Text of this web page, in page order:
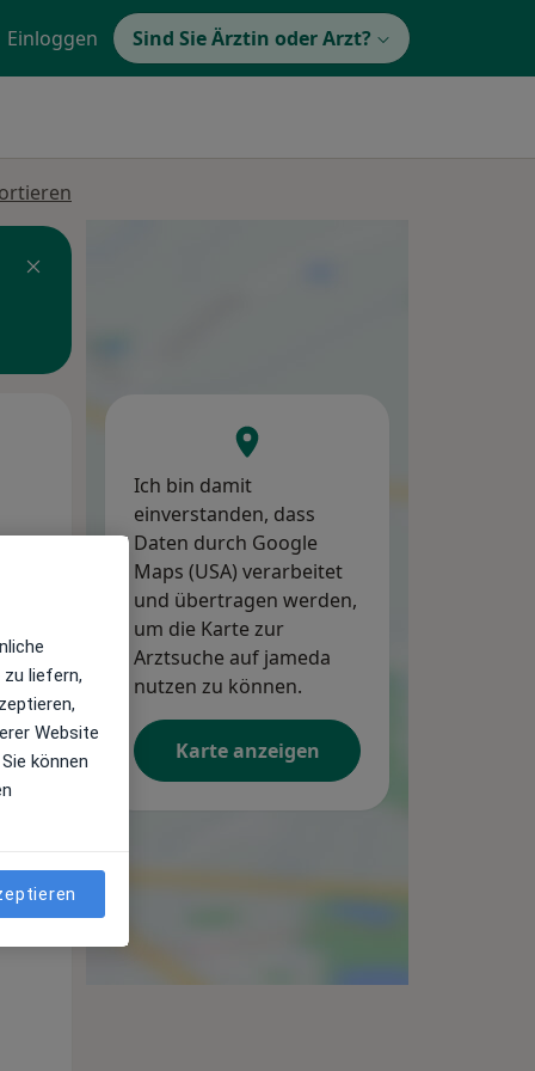
Einloggen Sind Sie Ärztin oder Arzt?
Ich bin damit
einverstanden, dass
Daten durch Google
Maps (USA) verarbeitet
und übertragen werden,
um die Karte zur
Arztsuche auf jameda
nutzen zu können.
Karte anzeigen
liefern,
Website
können